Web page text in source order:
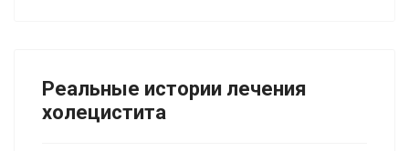
Реальные истории лечения
холецистита